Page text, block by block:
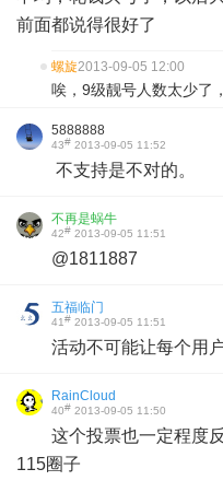
前面都说得很好了
螺旋2013-09-05 12:00
唉，9级靓号人数太少了
5888888
43# 2013-09-05 11:52
不支持是不对的。
不再是蜗牛
42# 2013-09-05 11:51
@1811887
五福临门
41# 2013-09-05 11:51
活动不可能让每个用
RainCloud
40# 2013-09-05 11:50
这个投票也一定程度
115圈子